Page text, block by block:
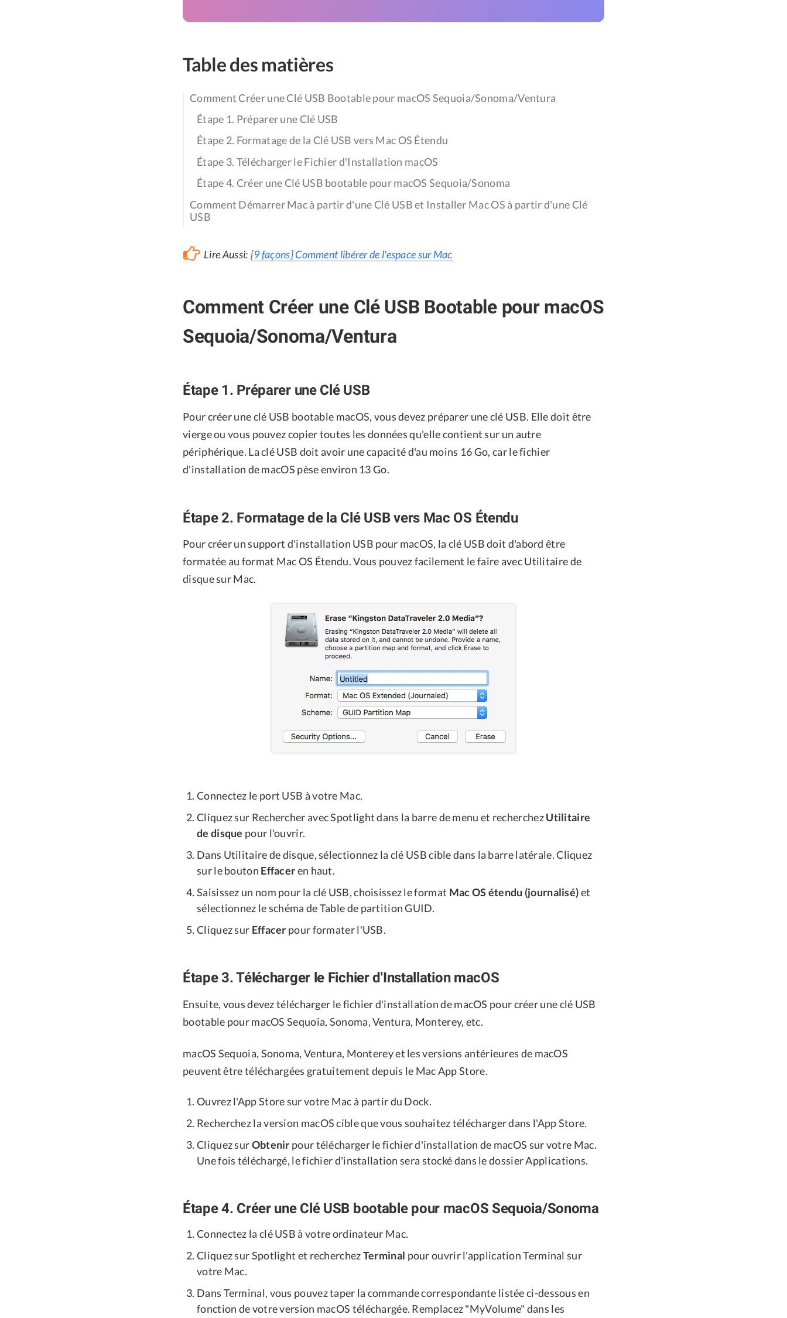
Table des matières
Comment Créer une Clé USB Bootable pour macOS Sequoia/Sonoma/Ventura
Étape 1. Préparer une Clé USB
Étape 2. Formatage de la Clé USB vers Mac OS Étendu
Étape 3. Télécharger le Fichier d'Installation macOS
Étape 4. Créer une Clé USB bootable pour macOS Sequoia/Sonoma
Comment Démarrer Mac à partir d'une Clé USB et Installer Mac OS à partir d'une Clé
USB
Lire Aussi: [9 façons] Comment libérer de l'espace sur Mac
Comment Créer une Clé USB Bootable pour macOS
Sequoia/Sonoma/Ventura
Étape 1. Préparer une Clé USB
Pour créer une clé USB bootable macOS, vous devez préparer une clé USB. Elle doit être
vierge ou vous pouvez copier toutes les données qu'elle contient sur un autre
périphérique. La clé USB doit avoir une capacité d'au moins 16 Go, car le fichier
d'installation de macOS pèse environ 13 Go.
Étape 2. Formatage de la Clé USB vers Mac OS Étendu
Pour créer un support d'installation USB pour macOS, la clé USB doit d'abord être
formatée au format Mac OS Étendu. Vous pouvez facilement le faire avec Utilitaire de
disque sur Mac.
Connectez le port USB à votre Mac.
Cliquez sur Rechercher avec Spotlight dans la barre de menu et recherchezUtilitaire
de disque pour l'ouvrir.
Dans Utilitaire de disque, sélectionnez la clé USB cible dans la barre latérale. Cliquez
sur le bouton Effaceren haut.
Saisissez un nom pour la clé USB, choisissez le format Mac OS étendu (journalisé)et
sélectionnez le schéma de Table de partition GUID.
Cliquez sur Effacer pour formater l'USB.
Étape 3. Télécharger le Fichier d'Installation macOS
Ensuite, vous devez télécharger le fichier d'installation de macOS pour créer une clé USB
bootable pour macOS Sequoia, Sonoma, Ventura, Monterey, etc.
macOS Sequoia, Sonoma, Ventura, Monterey et les versions antérieures de macOS
peuvent être téléchargées gratuitement depuis le Mac App Store.
Ouvrez l'App Store sur votre Mac à partir du Dock.
Recherchez la version macOS cible que vous souhaitez télécharger dans l'App Store.
Cliquez surObtenir pour télécharger le fichier d'installation de macOS sur votre Mac.
Une fois téléchargé, le fichier d'installation sera stocké dans le dossier Applications.
Étape 4. Créer une Clé USB bootable pour macOS Sequoia/Sonoma
Connectez la clé USB à votre ordinateur Mac.
Cliquez sur Spotlight et recherchezTerminal pour ouvrir l'application Terminal sur
votre Mac.
Dans Terminal, vous pouvez taper la commande correspondante listée ci-dessous en
fonction de votre version macOS téléchargée. Remplacez "MyVolume" dans les